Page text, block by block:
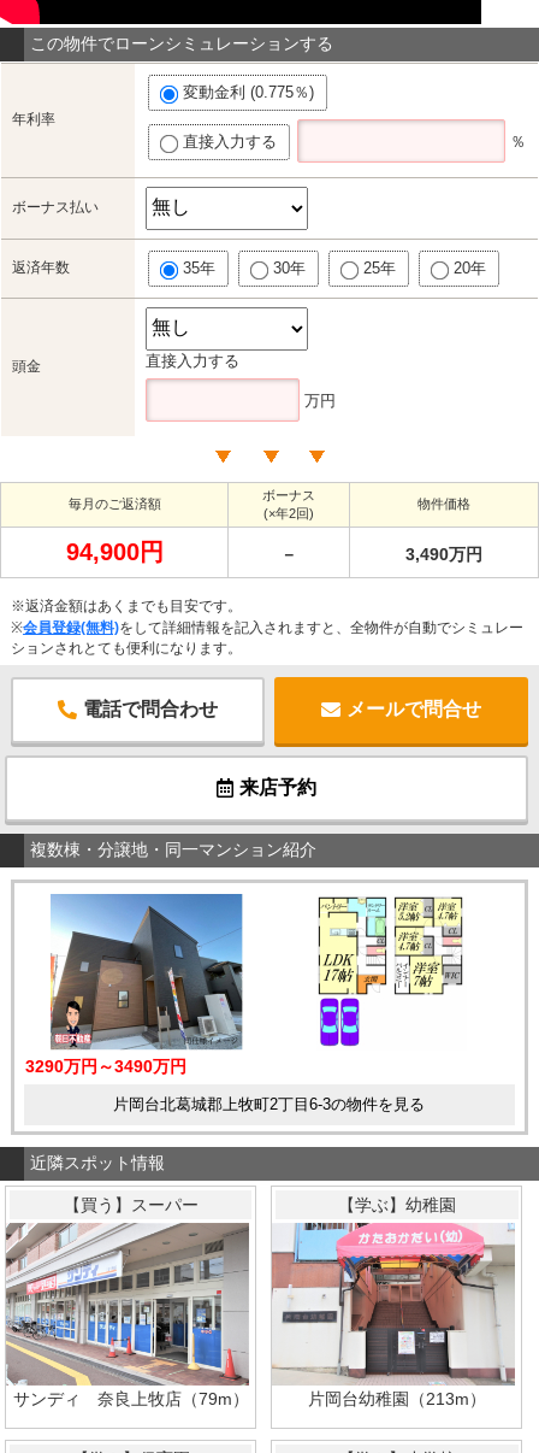
この物件でローンシミュレーションする
年利率
変動金利 (0.775％)
直接入力する ％
ボーナス払い
返済年数 35年 30年 25年 20年
頭金 直接入力する
万円
毎月のご返済額
ボーナス
(×年2回)
物件価格
94,900円 － 3,490万円
※返済金額はあくまでも目安です。
※会員登録(無料)をして詳細情報を記入されますと、全物件が自動でシミュレー
ションされとても便利になります。
電話で問合わせ メールで問合せ
来店予約
複数棟・分譲地・同一マンション紹介
3290万円～3490万円
片岡台北葛城郡上牧町2丁目6-3の物件を見る
近隣スポット情報
【買う】スーパー
サンディ 奈良上牧店（79m）
【学ぶ】幼稚園
片岡台幼稚園（213m）